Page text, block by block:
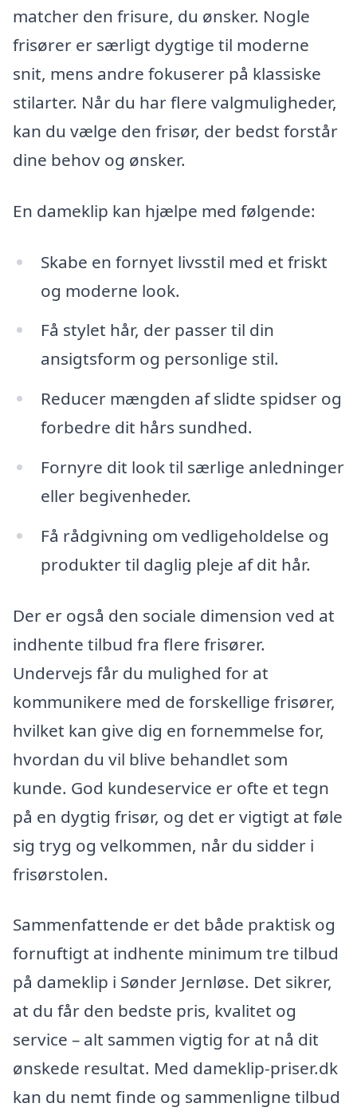
matcher den frisure, du ønsker. Nogle
frisører er særligt dygtige til moderne
snit, mens andre fokuserer på klassiske
stilarter. Når du har flere valgmuligheder,
kan du vælge den frisør, der bedst forstår
dine behov og ønsker.
En dameklip kan hjælpe med følgende:
Skabe en fornyet livsstil med et friskt
og moderne look.
Få stylet hår, der passer til din
ansigtsform og personlige stil.
Reducer mængden af slidte spidser og
forbedre dit hårs sundhed.
Fornyre dit look til særlige anledninger
eller begivenheder.
Få rådgivning om vedligeholdelse og
produkter til daglig pleje af dit hår.
Der er også den sociale dimension ved at
indhente tilbud fra flere frisører.
Undervejs får du mulighed for at
kommunikere med de forskellige frisører,
hvilket kan give dig en fornemmelse for,
hvordan du vil blive behandlet som
kunde. God kundeservice er ofte et tegn
på en dygtig frisør, og det er vigtigt at føle
sig tryg og velkommen, når du sidder i
frisørstolen.
Sammenfattende er det både praktisk og
fornuftigt at indhente minimum tre tilbud
på dameklip i Sønder Jernløse. Det sikrer,
at du får den bedste pris, kvalitet og
service – alt sammen vigtig for at nå dit
ønskede resultat. Med dameklip-priser.dk
kan du nemt finde og sammenligne tilbud